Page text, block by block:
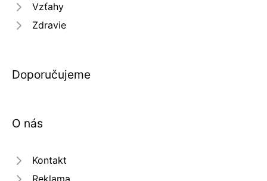
Vzťahy
Zdravie
Doporučujeme
O nás
Kontakt